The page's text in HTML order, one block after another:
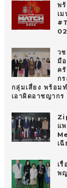
พ
เ
ว
มื
ค
ก
กลุ่มเสี่ยง พร้อม
เอาผิดอาชญากร
แ
เ
เ
พ